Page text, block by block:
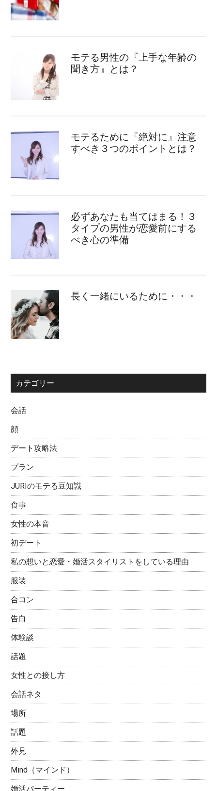
モテる男性の『上手な年齢の
聞き方』とは？
モテるために『絶対に』注意
すべき３つのポイントとは？
必ずあなたも当てはまる！３
タイプの男性が恋愛前にする
べき心の準備
長く一緒にいるために・・・
カテゴリー
会話
顔
デート攻略法
プラン
JURIのモテる豆知識
食事
女性の本音
初デート
私の想いと恋愛・婚活スタイリストをしている理由
服装
合コン
告白
体験談
話題
女性との接し方
会話ネタ
場所
話題
外見
Mind（マインド）
婚活パーティー